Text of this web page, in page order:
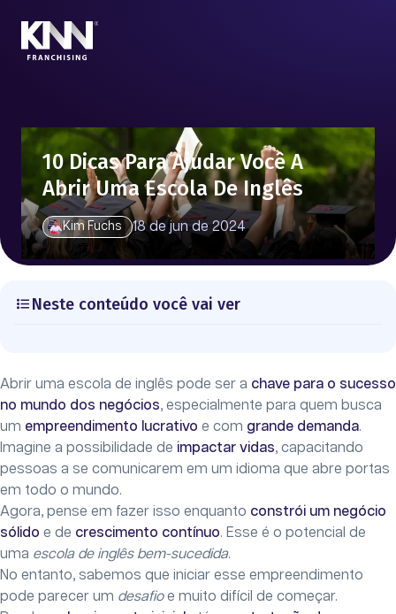
10 Dicas Para Ajudar Você A
Abrir Uma Escola De Inglês
Kim Fuchs 18 de jun de 2024
Neste conteúdo você vai ver
Abrir uma escola de inglês pode ser a chave para o sucesso
no mundo dos negócios, especialmente para quem busca
um empreendimento lucrativo e com grande demanda.
Imagine a possibilidade de impactar vidas, capacitando
pessoas a se comunicarem em um idioma que abre portas
em todo o mundo.
Agora, pense em fazer isso enquanto constrói um negócio
sólido e de crescimento contínuo. Esse é o potencial de
uma escola de inglês bem-sucedida.
No entanto, sabemos que iniciar esse empreendimento
pode parecer um desafioe muito difícil de começar.